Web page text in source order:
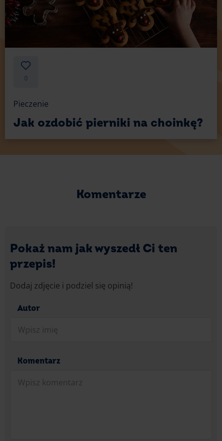
0
Pieczenie
Jak ozdobić pierniki na choinkę?
Komentarze
Pokaż nam jak wyszedł Ci ten
przepis!
Dodaj zdjęcie i podziel się opinią!
Autor
Komentarz